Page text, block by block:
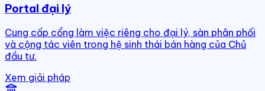
Portal đại lý
Cung cấp cổng làm việc riêng cho đại lý, sàn phân phối
và cộng tác viên trong hệ sinh thái bán hàng của Chủ
đầu tư.
Xem giải pháp